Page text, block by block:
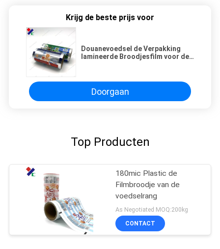
Krijg de beste prijs voor
Douanevoedsel de Verpakking
lamineerde Broodjesfilm voor de
gedrukt
Doorgaan
Top Producten
180mic Plastic de
Filmbroodje van de
voedselrang
As Negotiated MOQ:200kg
CONTACT